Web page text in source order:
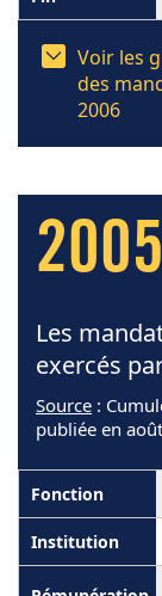
Voir les
des
2006
2005
Les
exercés
Source :
publiée en